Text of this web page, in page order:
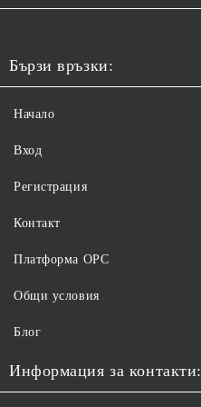
Бързи връзки:
Начало
Вход
Регистрация
Контакт
Платформа ОРС
Общи условия
Блог
Информация за контакти: